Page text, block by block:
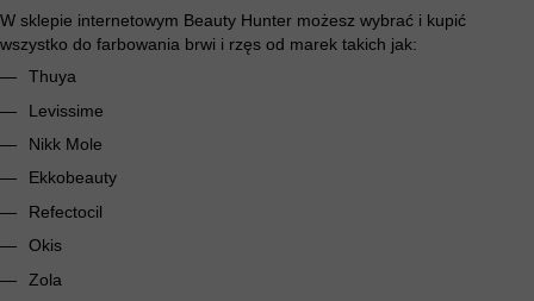
W sklepie internetowym Beauty Hunter możesz wybrać i kupić
wszystko do farbowania brwi i rzęs od marek takich jak:
Thuya
Levissime
Nikk Mole
Ekkobeauty
Refectocil
Okis
Zola